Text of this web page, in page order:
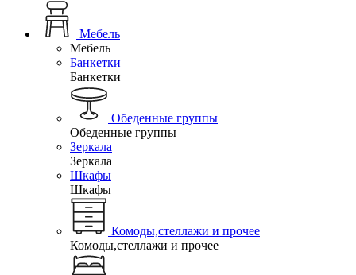
Мебель
Мебель
Банкетки
Банкетки
Обеденные группы
Обеденные группы
Зеркала
Зеркала
Шкафы
Шкафы
Комоды,стеллажи и прочее
Комоды,стеллажи и прочее